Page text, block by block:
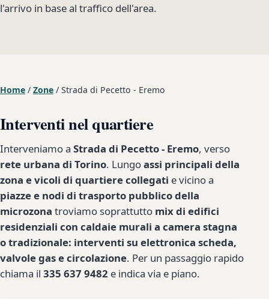
l'arrivo in base al traffico dell'area.
Home / Zone / Strada di Pecetto - Eremo
Interventi nel quartiere
Interveniamo a Strada di Pecetto - Eremo, verso
rete urbana di Torino. Lungoassi principali della
zona e vicoli di quartiere collegati e vicino a
piazze e nodi di trasporto pubblico della
microzona troviamo soprattutto mix di edifici
residenziali con caldaie murali a camera stagna
o tradizionale: interventi su elettronica scheda,
valvole gas e circolazione. Per un passaggio rapido
chiama il 335 637 9482 e indica via e piano.